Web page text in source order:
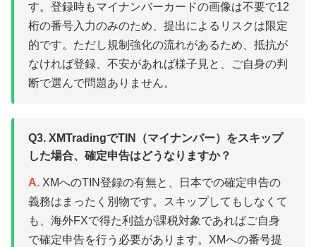
す。登録時もマイナンバーカードの画像は不要で12
桁の番号入力のみのため、提出によるリスクは限定
的です。ただし規制強化の流れがあるため、抵抗が
なければ登録、不安があれば様子見と、ご自身の判
断で選んで問題ありません。
Q3. XMTradingでTIN（マイナンバー）をスキップ
した場合、確定申告はどうなりますか？
A. XMへのTIN登録の有無と、日本での確定申告の
義務はまったく別物です。スキップしてもしなくて
も、海外FXで得た利益が課税対象であればご自身
で確定申告を行う必要があります。XMへの番号提